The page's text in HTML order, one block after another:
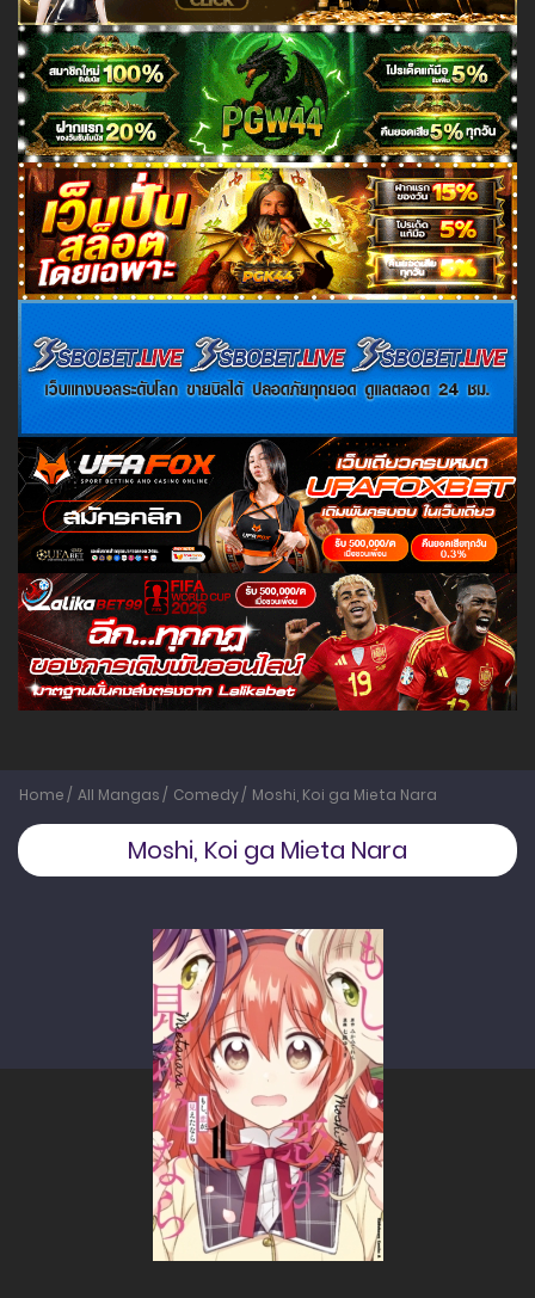
Home All Mangas Comedy Moshi, Koi ga Mieta Nara
Moshi, Koi ga Mieta Nara